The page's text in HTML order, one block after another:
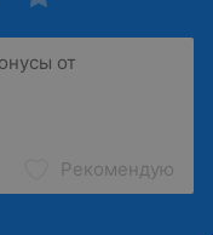
Рекомендую